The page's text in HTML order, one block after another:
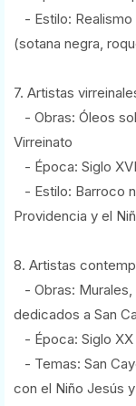
- Estilo:
(sotana negra,
7. Artistas
- Obras: Óleos
Virreinato
- Época: Siglo
- Estilo: Barroco
Providencia y el
8. Artistas
- Obras:
dedicados a San
- Época: Siglo XX
- Temas: San
con el Niño Jesús